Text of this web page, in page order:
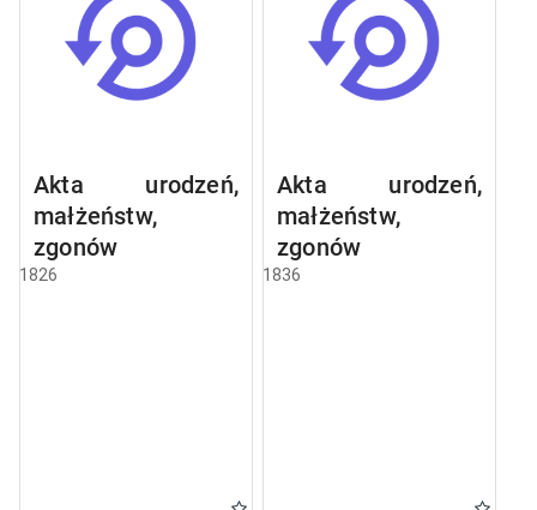
Akta urodzeń,
małżeństw,
zgonów
1826
Akta urodzeń,
małżeństw,
zgonów
1836